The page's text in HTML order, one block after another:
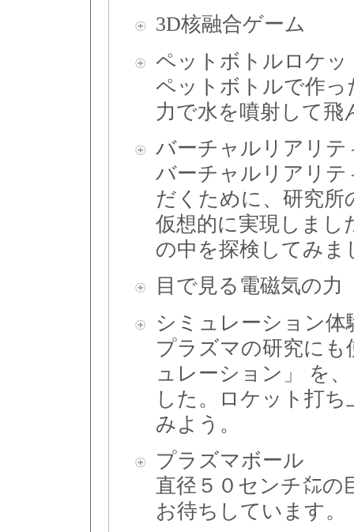
3D核融合ゲーム
ペットボトルロケ
ペットボトルで作
力で水を噴射して飛
バーチャルリアリテ
バーチャルリアリ
だくために、研究所
仮想的に実現しまし
の中を探検してみま
目で見る電磁気の力
シミュレーション
プラズマの研究に
ュレーション」 を
した。ロケット打
みよう。
プラズマボール
直径５０センチ㍍
お待ちしています。